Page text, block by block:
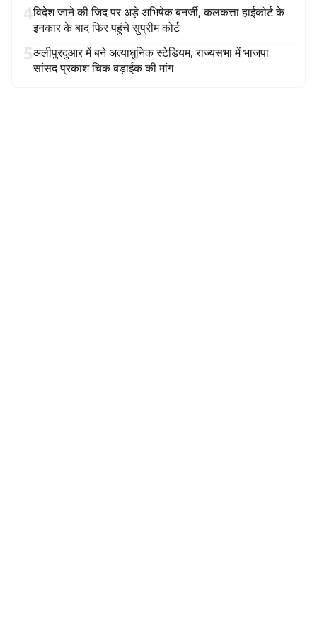
4विदेश जाने की जिद पर अड़े अभिषेक बनर्जी, कलकत्ता हाईकोर्ट के
इनकार के बाद फिर पहुंचे सुप्रीम कोर्ट
5अलीपुरदुआर में बने अत्याधुनिक स्टेडियम, राज्यसभा में भाजपा
सांसद प्रकाश चिक बड़ाईक की मांग